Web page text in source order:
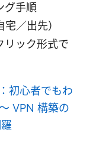
グ手順
／出先）
リック形式で
初心者でもわ
VPN 構築の